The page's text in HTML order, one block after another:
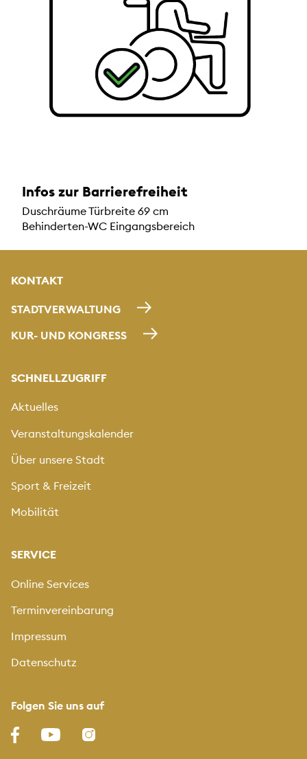
Infos zur Barrierefreiheit
Duschräume Türbreite 69 cm
Behinderten-WC Eingangsbereich
KONTAKT
STADTVERWALTUNG
KUR- UND KONGRESS
SCHNELLZUGRIFF
Aktuelles
Veranstaltungskalender
Über unsere Stadt
Sport & Freizeit
Mobilität
SERVICE
Online Services
Terminvereinbarung
Impressum
Datenschutz
Folgen Sie uns auf